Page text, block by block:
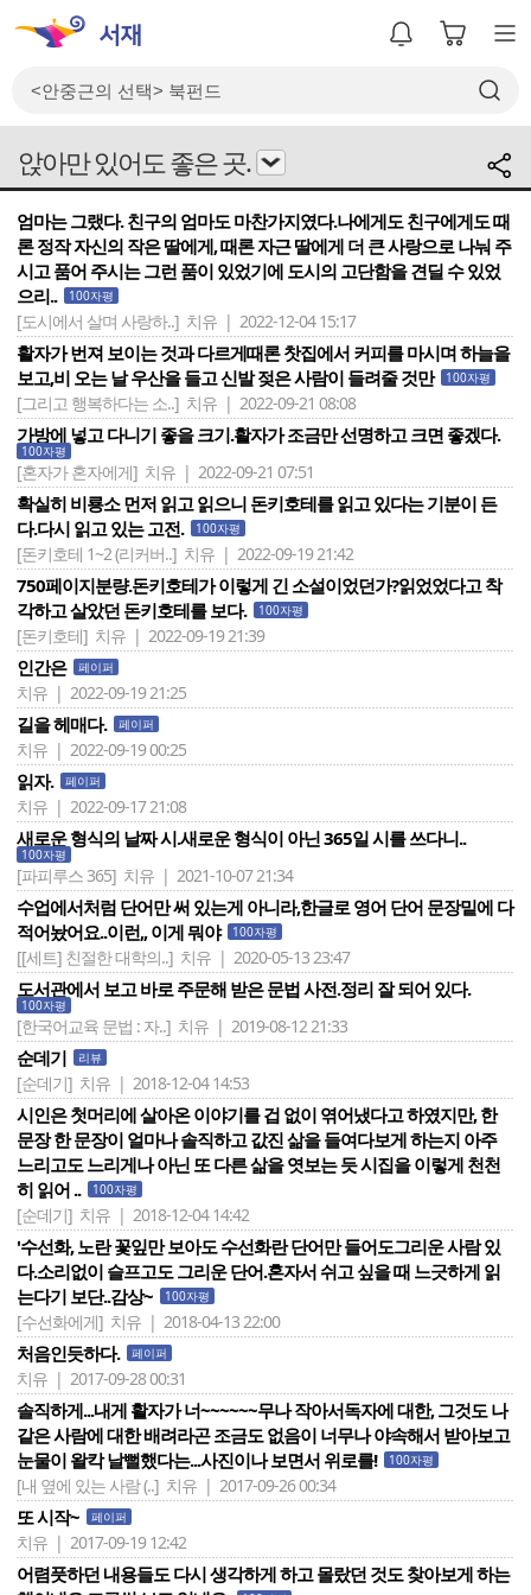
앉아만 있어도 좋은 곳.
엄마는 그랬다. 친구의 엄마도 마찬가지였다.나에게도 친구에게도 때
론 정작 자신의 작은 딸에게, 때론 자근 딸에게 더 큰 사랑으로 나눠 주
시고 품어 주시는 그런 품이 있었기에 도시의 고단함을 견딜 수 있었
으리..
100자평
[도시에서 살며 사랑하..] 치유 | 2022-12-04 15:17
활자가 번져 보이는 것과 다르게때론 찻집에서 커피를 마시며 하늘을
보고,비 오는 날 우산을 들고 신발 젖은 사람이 들려줄 것만
100자평
[그리고 행복하다는 소..] 치유 | 2022-09-21 08:08
가방에 넣고 다니기 좋을 크기.활자가 조금만 선명하고 크면 좋겠다.
100자평
[혼자가 혼자에게] 치유 | 2022-09-21 07:51
확실히 비룡소 먼저 읽고 읽으니 돈키호테를 읽고 있다는 기분이 든
다.다시 읽고 있는 고전.
100자평
[돈키호테 1~2 (리커버..] 치유 | 2022-09-19 21:42
750페이지분량.돈키호테가 이렇게 긴 소설이었던가?읽었었다고 착
각하고 살았던 돈키호테를 보다.
100자평
[돈키호테] 치유 | 2022-09-19 21:39
인간은 페이퍼
치유 | 2022-09-19 21:25
길을 헤매다. 페이퍼
치유 | 2022-09-19 00:25
읽자. 페이퍼
치유 | 2022-09-17 21:08
새로운 형식의 날짜 시.새로운 형식이 아닌 365일 시를 쓰다니..
100자평
[파피루스 365] 치유 | 2021-10-07 21:34
수업에서처럼 단어만 써 있는게 아니라,한글로 영어 단어 문장밑에 다
적어놨어요..이런,, 이게 뭐야
100자평
[[세트] 친절한 대학의..] 치유 | 2020-05-13 23:47
도서관에서 보고 바로 주문해 받은 문법 사전.정리 잘 되어 있다.
100자평
[한국어교육 문법 : 자..] 치유 | 2019-08-12 21:33
순데기 리뷰
[순데기] 치유 | 2018-12-04 14:53
시인은 첫머리에 살아온 이야기를 겁 없이 엮어냈다고 하였지만, 한
문장 한 문장이 얼마나 솔직하고 값진 삶을 들여다보게 하는지 아주
느리고도 느리게나 아닌 또 다른 삶을 엿보는 듯 시집을 이렇게 천천
히 읽어 ..
100자평
[순데기] 치유 | 2018-12-04 14:42
'수선화, 노란 꽃잎만 보아도 수선화란 단어만 들어도그리운 사람 있
다.소리없이 슬프고도 그리운 단어.혼자서 쉬고 싶을 때 느긋하게 읽
는다기 보단..감상~
100자평
[수선화에게] 치유 | 2018-04-13 22:00
처음인듯하다. 페이퍼
치유 | 2017-09-28 00:31
솔직하게...내게 활자가 너~~~~~~무나 작아서독자에 대한, 그것도 나
같은 사람에 대한 배려라곤 조금도 없음이 너무나 야속해서 받아보고
눈물이 왈칵 날뻘했다는...사진이나 보면서 위로를!
100자평
[내 옆에 있는 사람 (..] 치유 | 2017-09-26 00:34
또 시작~ 페이퍼
치유 | 2017-09-19 12:42
어렴풋하던 내용들도 다시 생각하게 하고 몰랐던 것도 찾아보게 하는